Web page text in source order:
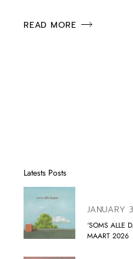
READ MORE
Latests Posts
JANUARY
‘SOMS ALLE
MAART 2026